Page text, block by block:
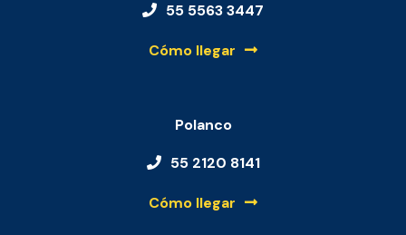
55 5563 3447
Cómo llegar
Polanco
55 2120 8141
Cómo llegar